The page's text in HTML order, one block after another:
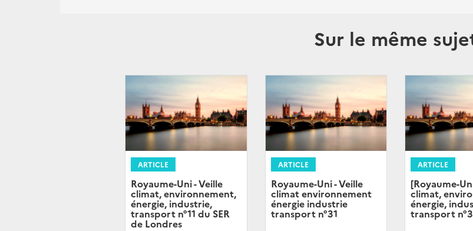
Sur le même
ARTICLE
Royaume-Uni - Veille
climat, environnement,
énergie, industrie,
transport n°11 du SER
de Londres
ARTICLE
Royaume-Uni - Veille
climat environnement
énergie industrie
transport n°31
ARTICLE
[Royaume-
climat,
énergie,
transport